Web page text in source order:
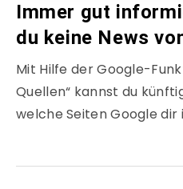
Immer gut
du keine News
Mit Hilfe der Google-
Quellen“ kannst du
welche Seiten Google dir